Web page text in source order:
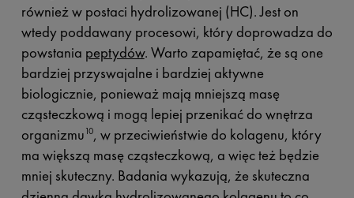
również w postaci hydrolizowanej (HC). Jest on
wtedy poddawany procesowi, który doprowadza do
powstania peptydów. Warto zapamiętać, że są one
bardziej przyswajalne i bardziej aktywne
biologicznie, ponieważ mają mniejszą masę
cząsteczkową i mogą lepiej przenikać do wnętrza
organizmu 10, w przeciwieństwie do kolagenu, który
ma większą masę cząsteczkową, a więc też będzie
mniej skuteczny. Badania wykazują, że skuteczna